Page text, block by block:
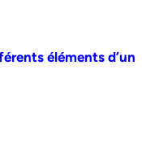
éléments d’un